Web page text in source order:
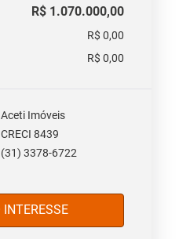
R$ 1.070.000,00
R$ 0,00
R$ 0,00
Aceti Imóveis
CRECI 8439
(31) 3378-6722
TENHO INTERESSE